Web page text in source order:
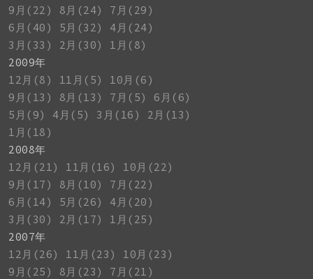
9月(22)
8月(24)
7月(29)
6月(40)
5月(32)
4月(24)
3月(33)
2月(30)
1月(8)
2009年
12月(8)
11月(5)
10月(6)
9月(13)
8月(13) 7月(5)
6月(6)
5月(9)
4月(5) 3月(16)
2月(13)
1月(18)
2008年
12月(21)
11月(16)
10月(22)
9月(17)
8月(10)
7月(22)
6月(14)
5月(26)
4月(20)
3月(30)
2月(17)
1月(25)
2007年
12月(26)
11月(23)
10月(23)
9月(25)
8月(23)
7月(21)